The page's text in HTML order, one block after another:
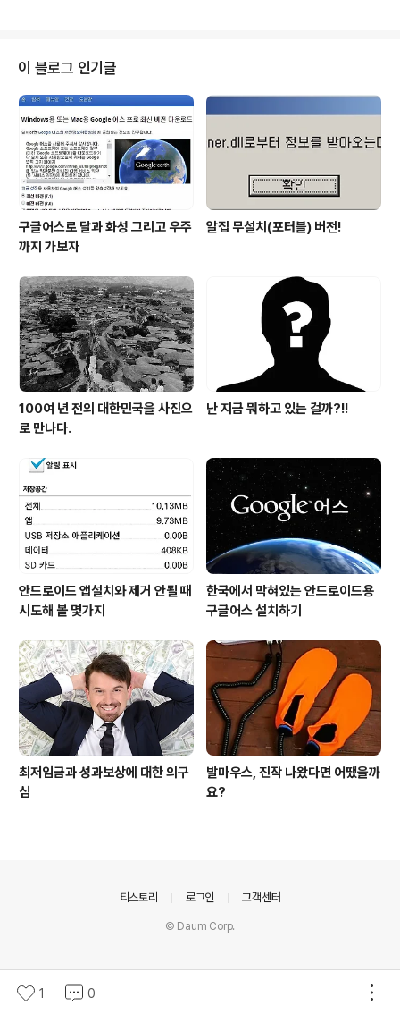
보여드릴 아이의 작품?은 플레이콘을 재료로 만든 예쁜 작
은 꽃입니다. 아이의 손이 작기 때문에 가능했을 만큼 작은
크기입니다. 그 크기를 확인하시기 쉽도록 100원짜리 동
전과 비교하여 사진을 한장 찍어 두었습니다. ^^ 색상은 원
색에 가깝지만 왠지 부담스럽기 보단 아담하면서 화려한
느낌을 줍니다. 아이가 만든 ..
이 블로그 인기글
구글어스로 달과 화성 그리고 우주
까지 가보자
알집 무설치(포터블) 버전!
100여 년 전의 대한민국을 사진으
로 만나다.
난 지금 뭐하고 있는 걸까?!!
안드로이드 앱설치와 제거 안될 때
시도해 볼 몇가지
한국에서 막혀있는 안드로이드용
구글어스 설치하기
최저임금과 성과보상에 대한 의구
심
발마우스, 진작 나왔다면 어땠을까
요?
1 0
티스토리 로그인 고객센터
© Daum Corp.